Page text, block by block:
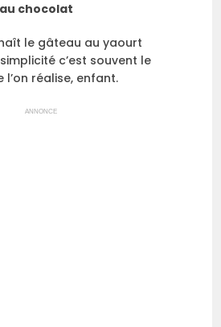
chocolat
le gâteau au yaourt
c’est souvent le
réalise, enfant.
ANNONCE